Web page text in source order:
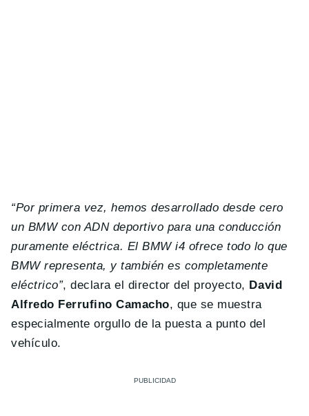
“Por primera vez, hemos desarrollado desde cero
un BMW con ADN deportivo para una conducción
puramente eléctrica. El BMW i4 ofrece todo lo que
BMW representa, y también es completamente
eléctrico”, declara el director del proyecto, David
Alfredo Ferrufino Camacho, que se muestra
especialmente orgullo de la puesta a punto del
vehículo.